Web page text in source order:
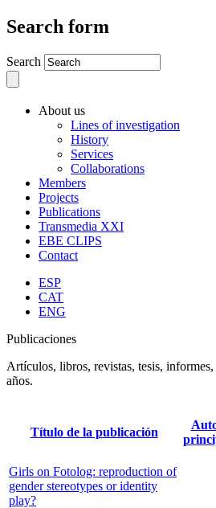
Search form
Search
About us
Lines of investigation
History
Services
Collaborations
Members
Projects
Publications
Transmedia XXI
EBE CLIPS
Contact
ESP
CAT
ENG
Publicaciones
Artículos, libros, revistas, tesis,
años.
Título de la publicación
Girls on Fotolog: reproduction of
gender stereotypes or identity
play?